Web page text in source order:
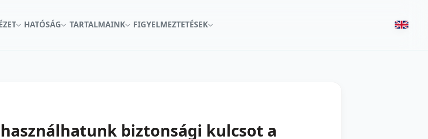
HATÓSÁG TARTALMAINK FIGYELMEZTETÉSEK
biztonsági kulcsot a